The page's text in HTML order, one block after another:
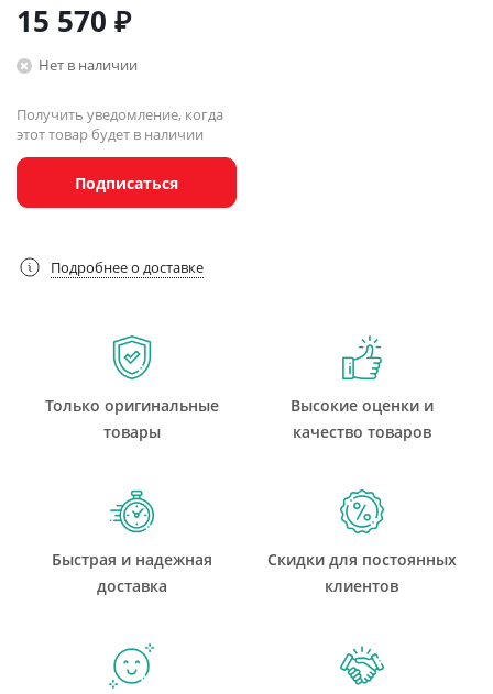
15 570 ₽
Нет в наличии
Получить уведомление, когда
этот товар будет в наличии
Подписаться
Подробнее о доставке
Только оригинальные
товары
Высокие оценки и
качество товаров
Быстрая и надежная
доставка
Скидки для постоянных
клиентов